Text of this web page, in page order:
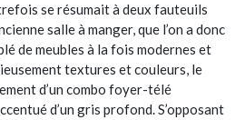
se résumait à deux fauteuils
salle à manger, que l’on a donc
de meubles à la fois modernes et
textures et couleurs, le
d’un combo foyer-télé
d’un gris profond. S’opposant